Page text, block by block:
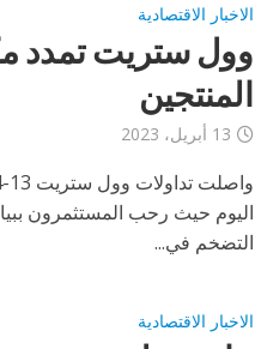
الاخبار الاقتصادية
وول ستريت تمدد
المنتجين
13 أبريل، 2023
اليوم حيث رحب المستثمرون
التضخم في...
الاخبار الاقتصادية